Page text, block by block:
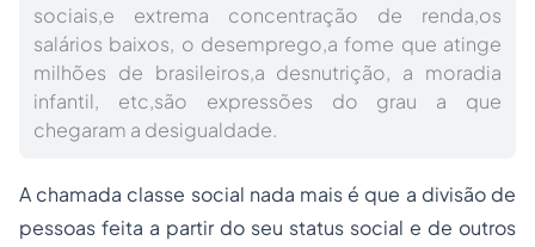
sociais,e extrema concentração de renda,os
salários baixos, o desemprego,a fome que atinge
milhões de brasileiros,a desnutrição, a moradia
infantil, etc,são expressões do grau a que
chegaram a desigualdade.
A chamada classe social nada mais é que a divisão de
pessoas feita a partir do seu status social e de outros